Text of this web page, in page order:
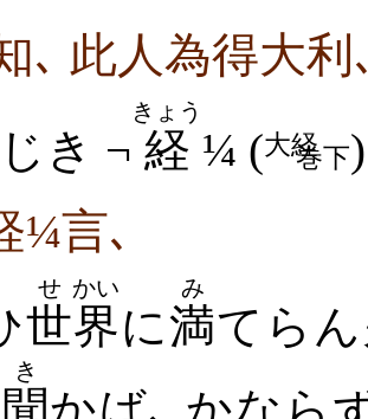
､ 此人為得大
じき ¬ 経
きょう
¼ (大経巻下
¼言､
世
せ
界
かい
に満
み
てらん
き